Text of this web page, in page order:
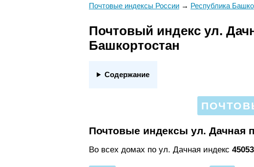
Почтовые индексы России → Республика
Почтовый индекс ул.
Башкортостан
Содержание
Почтовые индексы ул. Дачная
Во всех домах по ул. Дачная индекс